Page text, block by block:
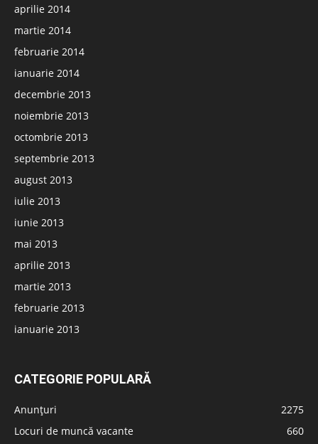
aprilie 2014
martie 2014
februarie 2014
ianuarie 2014
decembrie 2013
noiembrie 2013
octombrie 2013
septembrie 2013
august 2013
iulie 2013
iunie 2013
mai 2013
aprilie 2013
martie 2013
februarie 2013
ianuarie 2013
CATEGORIE POPULARĂ
Anunțuri
2275
Locuri de muncă vacante
660